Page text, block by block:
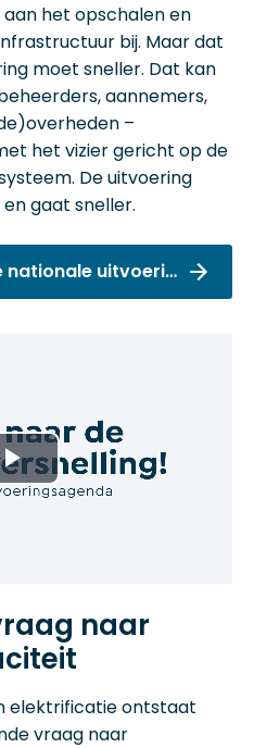
het opschalen en
bij. Maar dat
moet sneller. Dat kan
aannemers,
–
het vizier gericht op de
De uitvoering
gaat sneller.
Ga naar meer over de nationale uitvoeringsagenda
Play
naar
elektrificatie ontstaat
vraag naar